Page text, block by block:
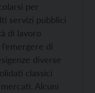
per
servizi pubblici
di lavoro
di
diverse
classici
Alcuni